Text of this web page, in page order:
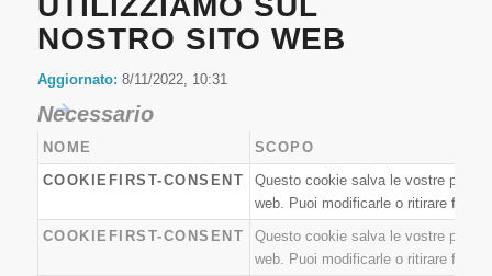
NOSTRO SITO WEB
Aggiornato: 8/11/2022, 10:31
Necessario
NOME
SCOPO
COOKIEFIRST-CONSENT
Questo cookie salva le vostre
web. Puoi modificarle o ritirare
COOKIEFIRST-CONSENT
Questo cookie salva le vostre
web. Puoi modificarle o ritirare